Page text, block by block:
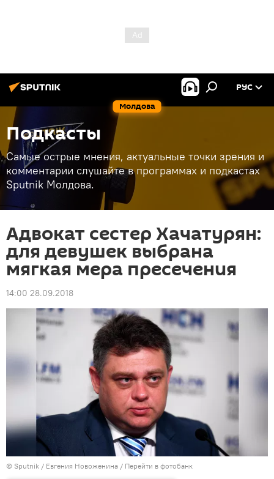
Молдова
РУС
Подкасты
Самые острые мнения, актуальные точки зрения и
комментарии слушайте в программах и подкастах
Sputnik Молдова.
Адвокат сестер Хачатурян:
для девушек выбрана
мягкая мера пресечения
14:00 28.09.2018
© Sputnik / Евгения Новоженина / Перейти в фотобанк